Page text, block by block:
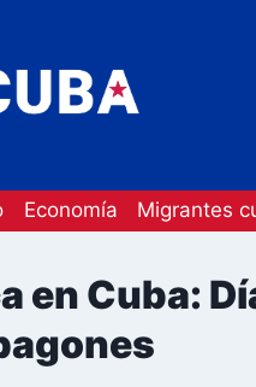
Economía Migrantes
en Cuba: